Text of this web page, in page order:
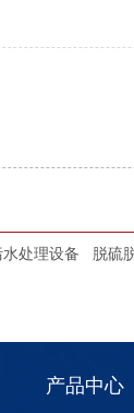
水处理设备 脱硫
产品中心